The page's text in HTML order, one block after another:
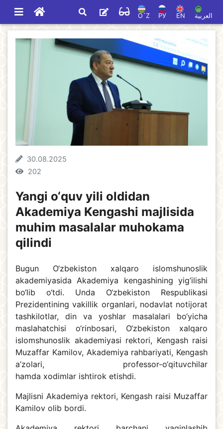
O`Z РУ EN العربية
30.08.2025
202
Yangi o‘quv yili oldidan
Akademiya Kengashi majlisida
muhim masalalar muhokama
qilindi
Bugun O‘zbekiston xalqaro islomshunoslik
akademiyasida Akademiya kengashining yig‘ilishi
bo‘lib o‘tdi. Unda O‘zbekiston Respublikasi
Prezidentining vakillik organlari, nodavlat notijorat
tashkilotlar, din va yoshlar masalalari bo‘yicha
maslahatchisi o‘rinbosari, O‘zbekiston xalqaro
islomshunoslik akademiyasi rektori, Kengash raisi
Muzaffar Kamilov, Akademiya rahbariyati, Kengash
a’zolari, professor-o‘qituvchilar
hamda xodimlar ishtirok etishdi.
Majlisni Akademiya rektori, Kengash raisi Muzaffar
Kamilov olib bordi.